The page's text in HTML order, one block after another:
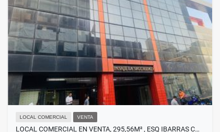
LOCAL COMERCIAL VENTA
LOCAL COMERCIAL EN VENTA, 295,56M² , ESQ IBARRAS C…